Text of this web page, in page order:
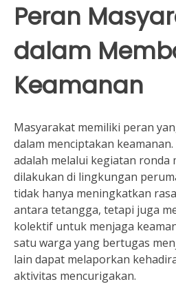
Peran
dalam
Keamanan
Masyarakat memiliki peran
dalam menciptakan
adalah melalui kegiatan ronda
dilakukan di lingkungan
tidak hanya meningkatkan
antara tetangga, tetapi juga
kolektif untuk menjaga
satu warga yang bertugas
lain dapat melaporkan
aktivitas mencurigakan.